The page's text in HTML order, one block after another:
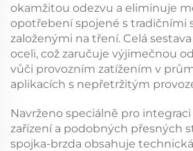
okamžitou odezvu a eliminuje
opotřebení spojené s tradičními
založenými na tření. Celá
oceli, což zaručuje výjimečnou
vůči provozním zatížením v
aplikacích s nepřetržitým
Navrženo speciálně pro
zařízení a podobných přesných
spojka-brzda obsahuje